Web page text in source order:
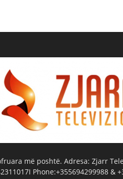
më poshtë. Adresa: Zjarr
Phone:+355694299988 &